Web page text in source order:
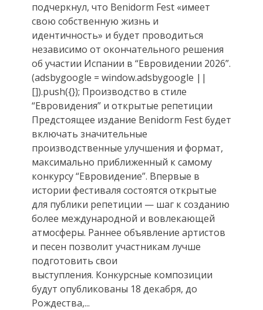
подчеркнул, что Benidorm Fest «имеет
свою собственную жизнь и
идентичность» и будет проводиться
независимо от окончательного решения
об участии Испании в “Евровидении 2026”.
(adsbygoogle = window.adsbygoogle ||
[]).push({}); Производство в стиле
“Евровидения” и открытые репетиции
Предстоящее издание Benidorm Fest будет
включать значительные
производственные улучшения и формат,
максимально приближенный к самому
конкурсу “Евровидение”. Впервые в
истории фестиваля состоятся открытые
для публики репетиции — шаг к созданию
более международной и вовлекающей
атмосферы. Раннее объявление артистов
и песен позволит участникам лучше
подготовить свои
выступления. Конкурсные композиции
будут опубликованы 18 декабря, до
Рождества,...